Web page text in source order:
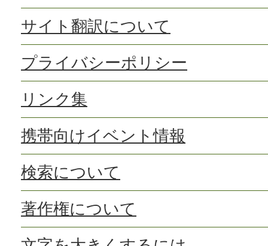
サイト翻訳について
プライバシーポリシー
リンク集
携帯向けイベント情報
検索について
著作権について